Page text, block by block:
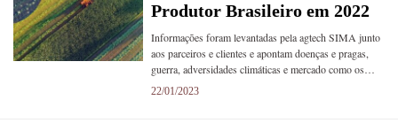
Produtor Brasileiro em 2022
Informações foram levantadas pela agtech SIMA junto
aos parceiros e clientes e apontam doenças e pragas,
guerra, adversidades climáticas e mercado como os…
22/01/2023